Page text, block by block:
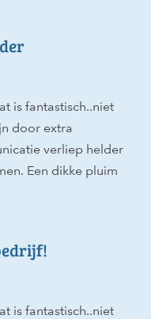
is fantastisch..niet
door extra
verliep helder
Een dikke pluim
is fantastisch..niet